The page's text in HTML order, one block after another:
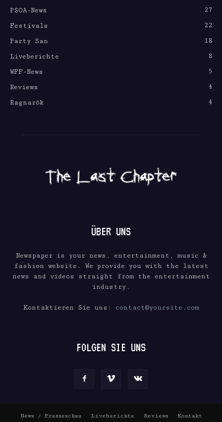
PSOA-News
27
Festivals
22
Party San
18
Liveberichte
8
WFF-News
5
Reviews
4
Ragnarök
4
ÜBER UNS
Newspaper is your news, entertainment, music &
fashion website. We provide you with the latest
news and videos straight from the entertainment
industry.
Kontaktieren Sie uns: contact@yoursite.com
FOLGEN SIE UNS
News / Presseschau Liveberichte Reviews Kontakt